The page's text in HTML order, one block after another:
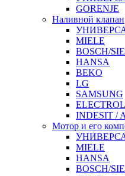
GORENJE
Наливной клапан
MIELE
BOSCH/
HANSA
BEKO
LG
SAMSUNG
INDESIT /
Мотор и его
MIELE
HANSA
BOSCH/